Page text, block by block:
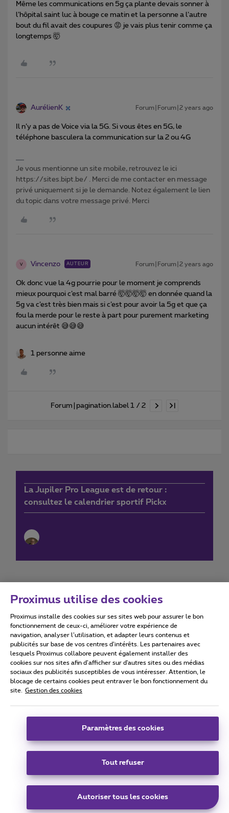
Même les communications en 5g ça plante devais sonner à
l’hôpital saint luc à bouge ce matin et la personne a l’autre
bout du fil avait des coupures 😡 je vais plus tenir comme ça
longtemps 🤯
AurélienK Forum|Forum|2 years ago
Il n’y a pas de Voice via la 5G. Si vous êtes en 5G, le
téléphone basculera la communication sur la 2 ou 4G
Je vous mentionne un site mobile, retrouvez le ici
https://sites.bipt.be/ . Merci de me contacter en message
privé uniquement si je le demande. Notez également le lien
du topic dans votre message privé. Merci
V Vincenzo AUTEUR Forum|Forum|2 years ago
Ok donc vue la 4g pourrie pour le moment je comprends
mieux pourquoi c’est mal barré 🤯🤯🤯🤯 en donnée quand la
5g va c’est très bien mais si c’est pour avoir la 5g et que ça
fou la merde pour le reste à part pour purement marketing
aucun intérêt 😅😅😅
1 personne aime
Forum|pagination.label 1 / 2
La Jupiler Pro League est de retour :
consultez le calendrier sportif Pickx
Conditions d'utilisation Accessibility statement
Tous droits réservés. © 2026 Proximus
Conditions générales, info consommateur
Coordonnées de l’entreprise
Boulevard du Roi Albert II 27 - B-1030 Bruxelles.
Carrier & Wholesale Solutions
|Telindus
|Sitemap
Proximus utilise des cookies
Proximus installe des cookies sur ses sites web pour assurer le bon
fonctionnement de ceux-ci, améliorer votre expérience de
navigation, analyser l’utilisation, et adapter leurs contenus et
publicités sur base de vos centres d’intérêts. Les partenaires avec
lesquels Proximus collabore peuvent également installer des
cookies sur nos sites afin d’afficher sur d'autres sites ou des médias
sociaux des publicités susceptibles de vous intéresser. Attention, le
blocage de certains cookies peut entraver le bon fonctionnement du
site.
Gestion des cookies
Paramètres des cookies
Tout refuser
Autoriser tous les cookies